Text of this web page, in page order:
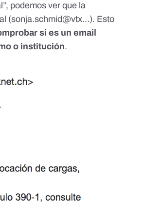
podemos ver que la
(​​sonja.schmid@vtx…). Esto
si es un email
o institución.